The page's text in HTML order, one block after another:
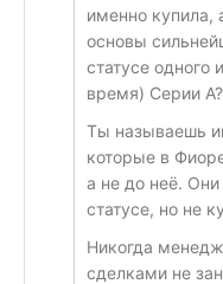
именно купила,
основы
статусе одного
время) Серии А?
Ты называешь
которые в
а не до неё.
статусе, но не
Никогда
сделками не